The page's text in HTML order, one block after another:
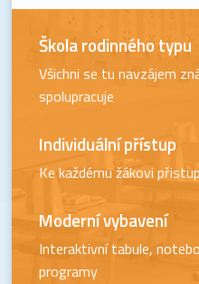
Škola rodinného typu
Všichni se tu navzájem
spolupracuje
Individuální přístup
Ke každému žákovi
Moderní vybavení
Interaktivní tabule,
programy